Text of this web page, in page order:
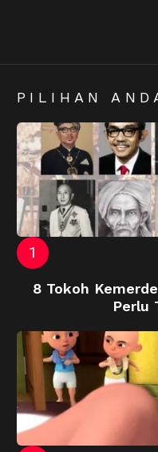
PILIHAN
8 Tokoh
Perlu